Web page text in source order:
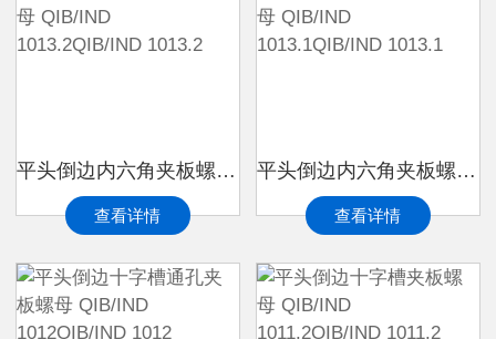
平头倒边内六角夹板螺母 QIB/IND 1013.2QIB/IND 1013.2
查看详情
平头倒边内六角夹板螺母 QIB/IND 1013.1QIB/IND 1013.1
查看详情